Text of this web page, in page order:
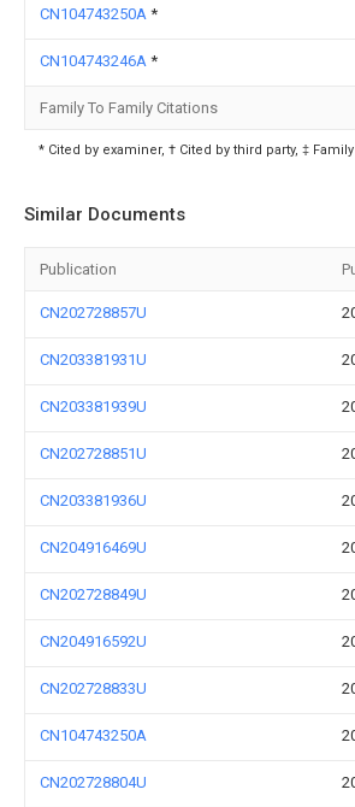
CN104743250A *
CN104743246A *
Family To Family Citations
* Cited by examiner, † Cited by third party, ‡
Similar Documents
Publication
CN202728857U
CN203381931U
CN203381939U
CN202728851U
CN203381936U
CN204916469U
CN202728849U
CN204916592U
CN202728833U
CN104743250A
CN202728804U